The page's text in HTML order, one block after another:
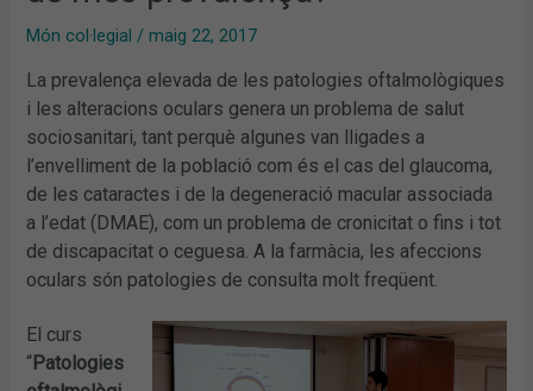
Món col·legial /maig 22, 2017
La prevalença elevada de les patologies oftalmològiques
i les alteracions oculars genera un problema de salut
sociosanitari, tant perquè algunes van lligades a
l’envelliment de la població com és el cas del glaucoma,
de les cataractes i de la degeneració macular associada
a l’edat (DMAE), com un problema de cronicitat o fins i tot
de discapacitat o ceguesa. A la farmàcia, les afeccions
oculars són patologies de consulta molt freqüent.
El curs
“Patologies